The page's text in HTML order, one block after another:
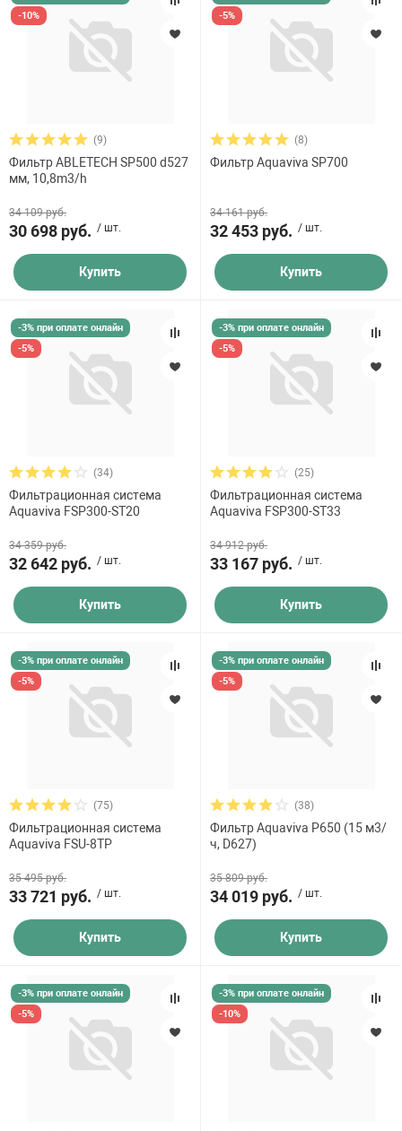
-10%
(9)
Фильтр ABLETECH SP500 d527
мм, 10,8m3/h
34 109 руб.
30 698 руб. / шт.
Купить
-5%
(8)
Фильтр Aquaviva SP700
34 161 руб.
32 453 руб. / шт.
Купить
-3% при оплате онлайн
-5%
(34)
Фильтрационная система
Aquaviva FSP300-ST20
34 359 руб.
32 642 руб. / шт.
Купить
-3% при оплате онлайн
-5%
(25)
Фильтрационная система
Aquaviva FSP300-ST33
34 912 руб.
33 167 руб. / шт.
Купить
-3% при оплате онлайн
-5%
(75)
Фильтрационная система
Aquaviva FSU-8TP
35 495 руб.
33 721 руб. / шт.
Купить
-3% при оплате онлайн
-5%
(38)
Фильтр Aquaviva P650 (15 м3/
ч, D627)
35 809 руб.
34 019 руб. / шт.
Купить
-3% при оплате онлайн
-5%
-3% при оплате онлайн
-10%